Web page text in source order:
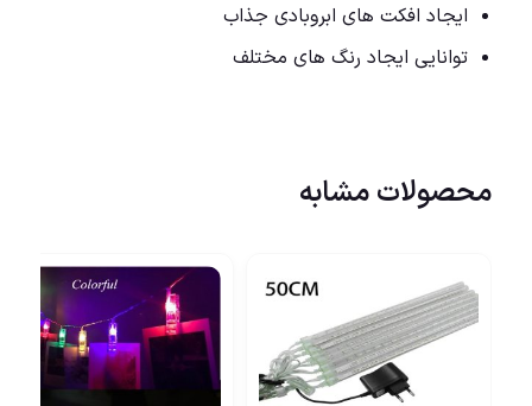
ایجاد افکت های ابروبادی جذاب
توانایی ایجاد رنگ های مختلف
محصولات مشابه